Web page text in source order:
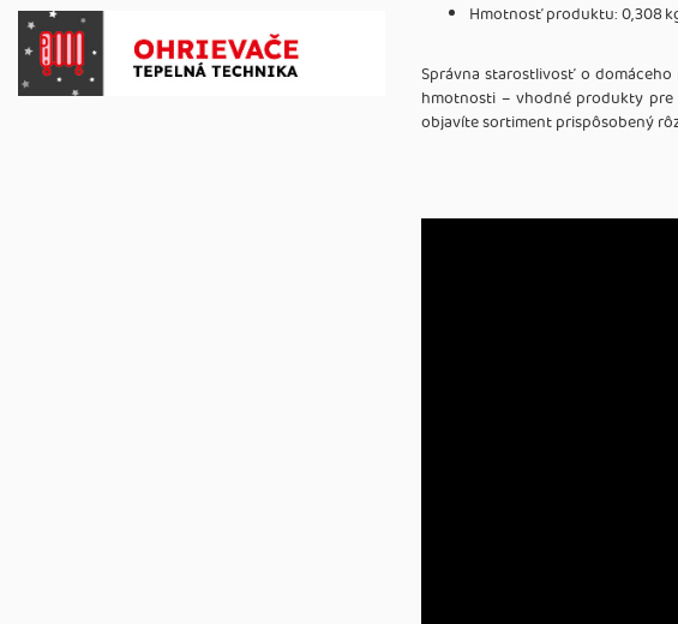
Hmotnosť produktu: 0,308
Správna starostlivosť o
hmotnosti – vhodné produkty pre
objavíte sortiment prispôsobený